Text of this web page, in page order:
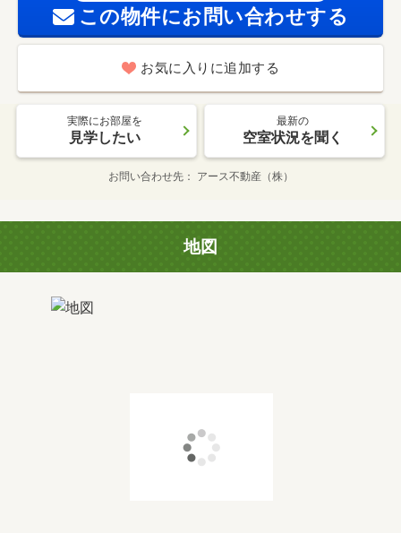
この物件にお問い合わせする
お気に入りに追加する
実際にお部屋を
見学したい
最新の
空室状況を聞く
お問い合わせ先 アース不動産（株）
地図